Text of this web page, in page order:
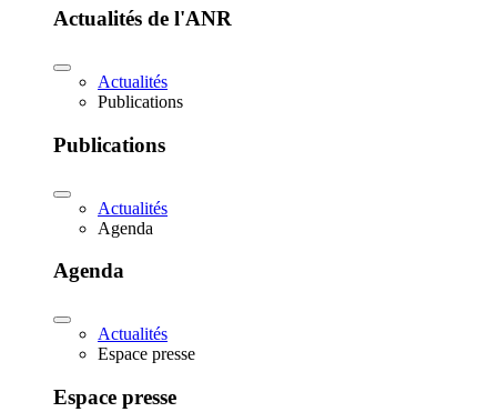
Actualités de l'ANR
Actualités
Publications
Publications
Actualités
Agenda
Agenda
Actualités
Espace presse
Espace presse